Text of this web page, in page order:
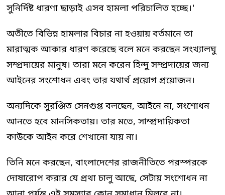
সুনির্দিষ্ট ধারণা ছাড়াই এসব হামলা পরিচালিত হচ্ছে।'
অতীতে বিভিন্ন হামলার বিচার না হওয়ায় বর্তমানে তা
মারাত্মক আকার ধারণ করেছে বলে মনে করছেন সংখ্যালঘু
সম্প্রদায়ের মানুষ। তারা মনে করেন হিন্দু সম্প্রদায়ের জন্য
আইনের সংশোধন এবং তার যথার্থ প্রয়োগ প্রয়োজন।
অন্যদিকে সুরঞ্জিত সেনগুপ্ত বলছেন, আইনে না, সংশোধন
আনতে হবে মানসিকতায়। তার মতে, সাম্প্রদায়িকতা
কাউকে আইন করে শেখানো যায় না।
তিনি মনে করছেন, বাংলাদেশের রাজনীতিতে পরস্পরকে
দোষারোপ করার যে প্রথা চালু আছে, সেটায় সংশোধন না